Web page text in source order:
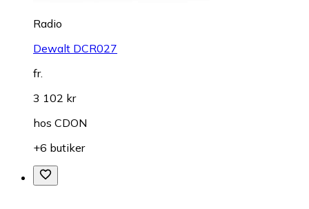
Radio
Dewalt DCR027
fr.
3 102 kr
hos CDON
+6 butiker